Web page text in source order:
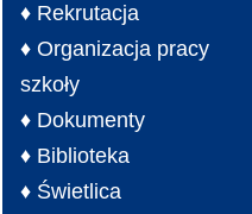
♦ Rekrutacja
♦ Organizacja pracy
szkoły
♦ Dokumenty
♦ Biblioteka
♦ Świetlica